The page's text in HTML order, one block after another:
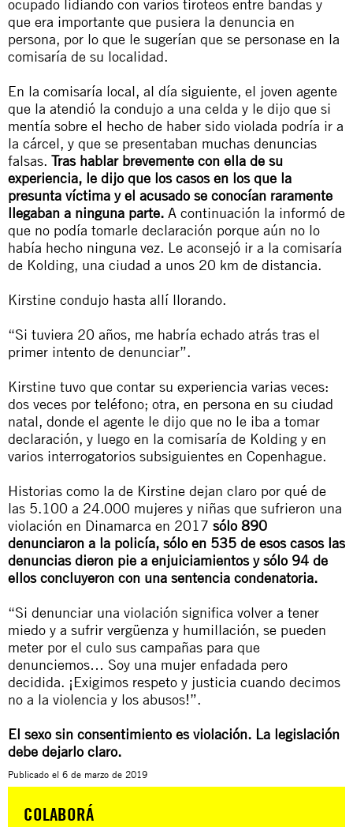
ocupado lidiando con varios tiroteos entre bandas y
que era importante que pusiera la denuncia en
persona, por lo que le sugerían que se personase en la
comisaría de su localidad.
En la comisaría local, al día siguiente, el joven agente
que la atendió la condujo a una celda y le dijo que si
mentía sobre el hecho de haber sido violada podría ir a
la cárcel, y que se presentaban muchas denuncias
falsas. Tras hablar brevemente con ella de su
experiencia, le dijo que los casos en los que la
presunta víctima y el acusado se conocían raramente
llegaban a ninguna parte. A continuación la informó de
que no podía tomarle declaración porque aún no lo
había hecho ninguna vez. Le aconsejó ir a la comisaría
de Kolding, una ciudad a unos 20 km de distancia.
Kirstine condujo hasta allí llorando.
“Si tuviera 20 años, me habría echado atrás tras el
primer intento de denunciar”.
Kirstine tuvo que contar su experiencia varias veces:
dos veces por teléfono; otra, en persona en su ciudad
natal, donde el agente le dijo que no le iba a tomar
declaración, y luego en la comisaría de Kolding y en
varios interrogatorios subsiguientes en Copenhague.
Historias como la de Kirstine dejan claro por qué de
las 5.100 a 24.000 mujeres y niñas que sufrieron una
violación en Dinamarca en 2017 sólo 890
denunciaron a la policía, sólo en 535 de esos casos las
denuncias dieron pie a enjuiciamientos y sólo 94 de
ellos concluyeron con una sentencia condenatoria.
“Si denunciar una violación significa volver a tener
miedo y a sufrir vergüenza y humillación, se pueden
meter por el culo sus campañas para que
denunciemos… Soy una mujer enfadada pero
decidida. ¡Exigimos respeto y justicia cuando decimos
no a la violencia y los abusos!”.
El sexo sin consentimiento es violación. La legislación
debe dejarlo claro.
Publicado el 6 de marzo de 2019
COLABORÁ